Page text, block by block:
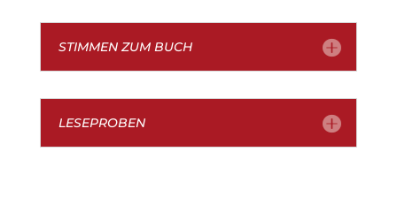
STIMMEN ZUM BUCH
LESEPROBEN